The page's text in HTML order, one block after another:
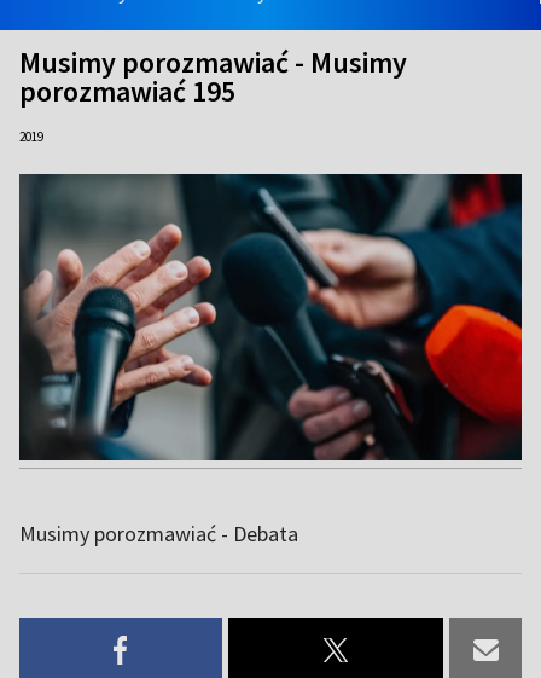
Musimy porozmawiać - Musimy
porozmawiać 195
2019
Musimy porozmawiać - Debata